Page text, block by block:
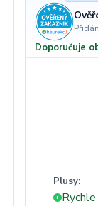
Doporučuje
Plusy:
+